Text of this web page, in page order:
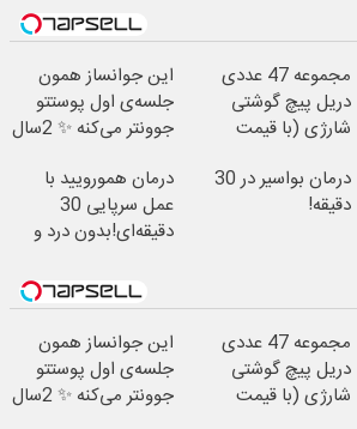
مجموعه 47 عددی
دریل پیچ گوشتی
شارژی‌ (با قیمت
این جوانساز همون
جلسه‌ی اول پوستتو
جوونتر می‌کنه ✨ 2سال
درمان بواسیر در 30
دقیقه!
درمان همورویید با
عمل سرپایی 30
دقیقه‌ای!بدون درد و
مجموعه 47 عددی
دریل پیچ گوشتی
شارژی‌ (با قیمت
این جوانساز همون
جلسه‌ی اول پوستتو
جوونتر می‌کنه ✨ 2سال